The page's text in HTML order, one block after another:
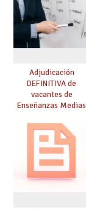
Adjudicación
DEFINITIVA de
vacantes de
Enseñanzas Medias